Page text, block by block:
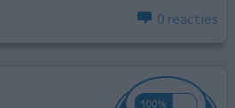
0 reacties